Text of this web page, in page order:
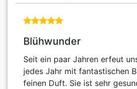
Blühwunder
Seit ein paar Jahren erfeut
jedes Jahr mit fantastischen
feinen Duft. Sie ist sehr